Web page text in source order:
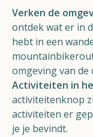
Verken de
ontdek wat er in
hebt in een
omgeving van de
Activiteiten in
activiteitenknop
activiteiten er
je je bevindt.